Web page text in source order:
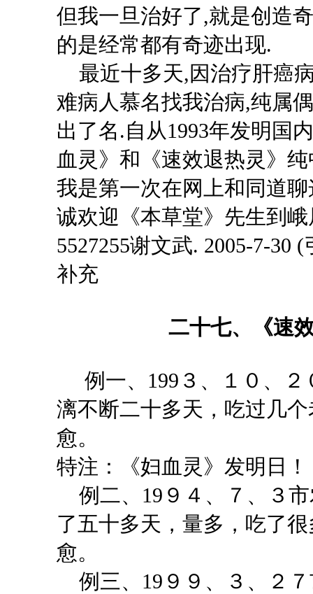
但我一旦治好了,就是创造
的是经常都有奇迹出现.
最近十多天,因治疗肝癌
难病人慕名找我治病,纯属
出了名.自从1993年发明国
血灵》和《速效退热灵》
我是第一次在网上和同道
诚欢迎《本草堂》先生
5527255谢文武. 2005-7-
补充
二十七、 《速
例一、 199３、１０、
漓不断二十多天，吃过几
愈。
特注：《妇血灵》发明日！
例二、 19９４、７、３
了五十多天，量多，吃了
愈。
例三、 19９９、３、２